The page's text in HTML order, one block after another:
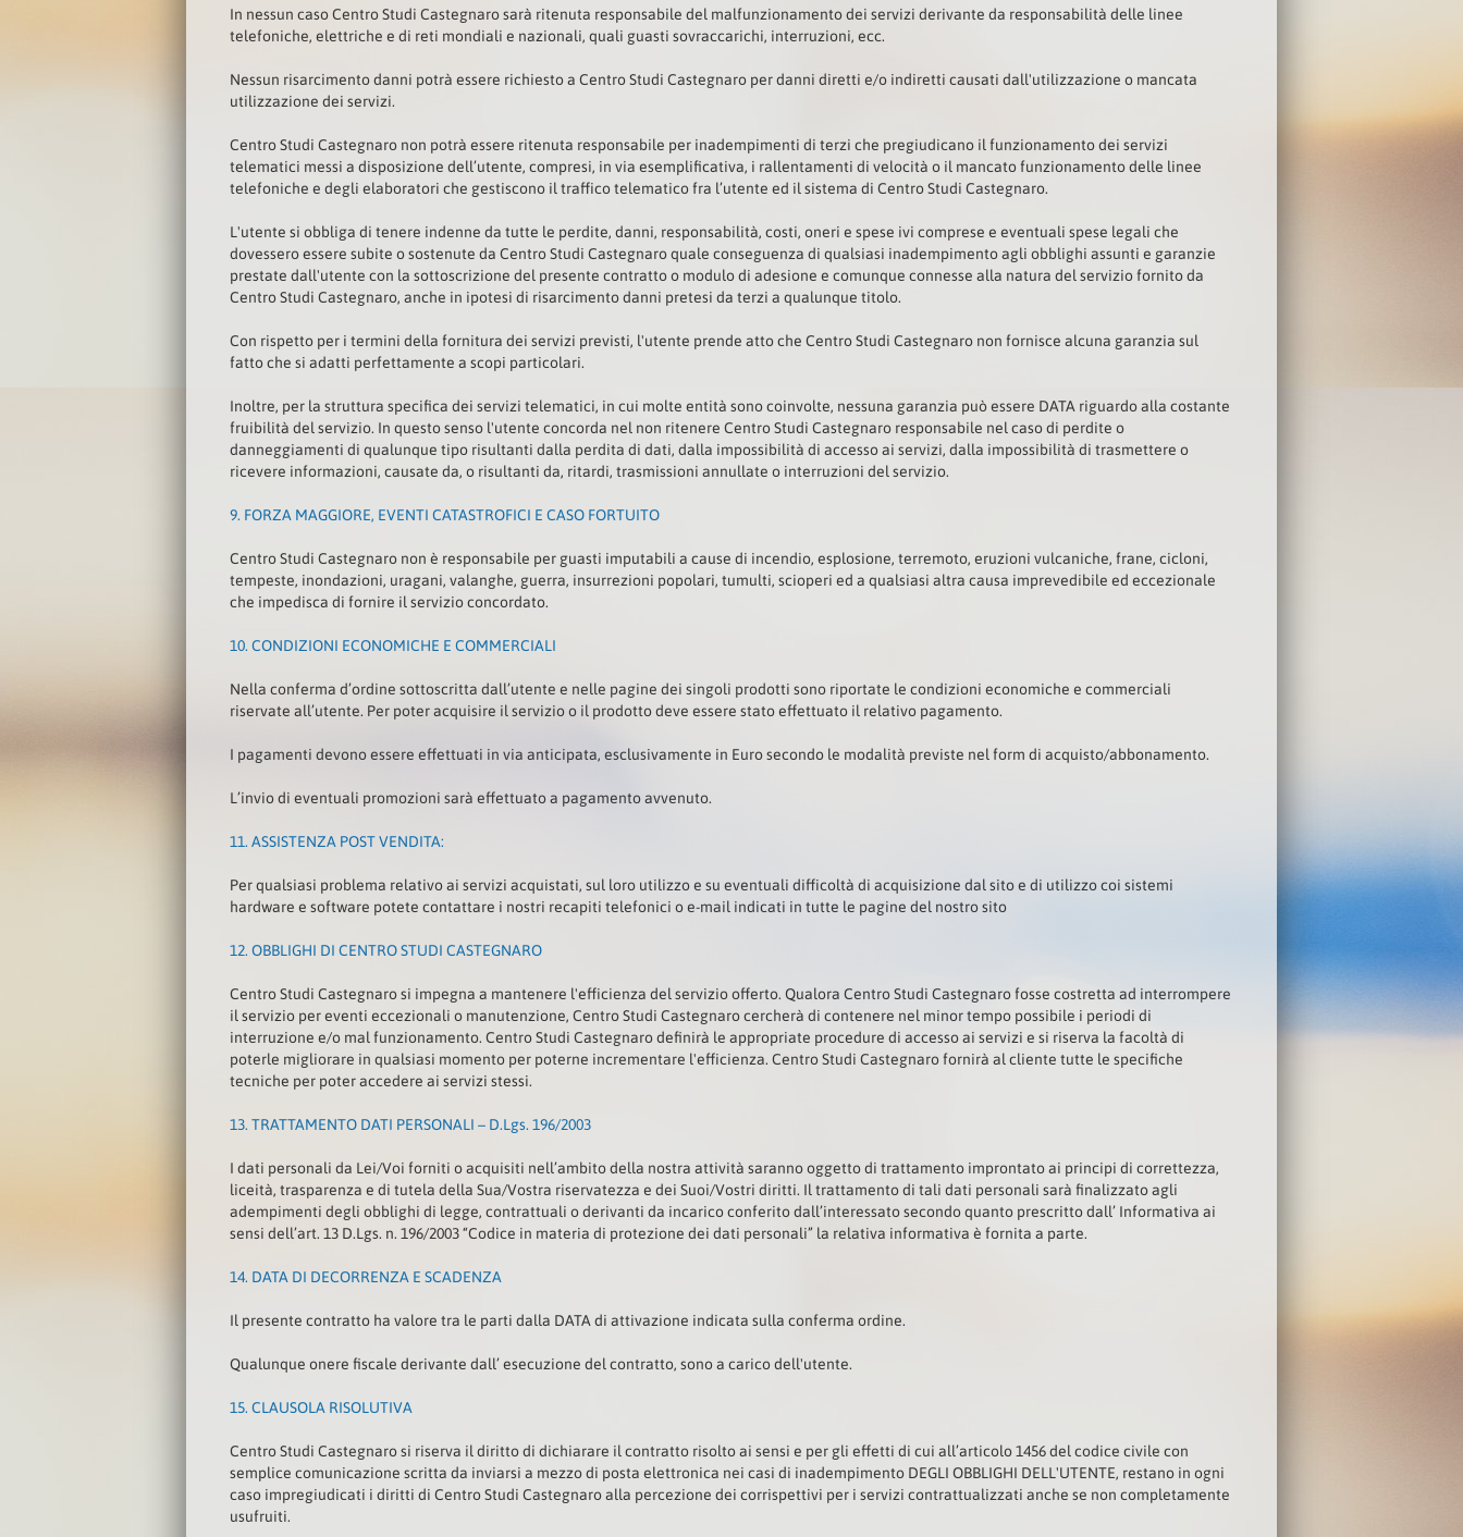
In nessun caso Centro Studi Castegnaro sarà ritenuta responsabile del malfunzionamento dei servizi derivante da responsabilità delle linee
telefoniche, elettriche e di reti mondiali e nazionali, quali guasti sovraccarichi, interruzioni, ecc.
Nessun risarcimento danni potrà essere richiesto a Centro Studi Castegnaro per danni diretti e/o indiretti causati dall'utilizzazione o mancata
utilizzazione dei servizi.
Centro Studi Castegnaro non potrà essere ritenuta responsabile per inadempimenti di terzi che pregiudicano il funzionamento dei servizi
telematici messi a disposizione dell’utente, compresi, in via esemplificativa, i rallentamenti di velocità o il mancato funzionamento delle linee
telefoniche e degli elaboratori che gestiscono il traffico telematico fra l’utente ed il sistema di Centro Studi Castegnaro.
L'utente si obbliga di tenere indenne da tutte le perdite, danni, responsabilità, costi, oneri e spese ivi comprese e eventuali spese legali che
dovessero essere subite o sostenute da Centro Studi Castegnaro quale conseguenza di qualsiasi inadempimento agli obblighi assunti e garanzie
prestate dall'utente con la sottoscrizione del presente contratto o modulo di adesione e comunque connesse alla natura del servizio fornito da
Centro Studi Castegnaro, anche in ipotesi di risarcimento danni pretesi da terzi a qualunque titolo.
Con rispetto per i termini della fornitura dei servizi previsti, l'utente prende atto che Centro Studi Castegnaro non fornisce alcuna garanzia sul
fatto che si adatti perfettamente a scopi particolari.
Inoltre, per la struttura specifica dei servizi telematici, in cui molte entità sono coinvolte, nessuna garanzia può essere DATA riguardo alla costante
fruibilità del servizio. In questo senso l'utente concorda nel non ritenere Centro Studi Castegnaro responsabile nel caso di perdite o
danneggiamenti di qualunque tipo risultanti dalla perdita di dati, dalla impossibilità di accesso ai servizi, dalla impossibilità di trasmettere o
ricevere informazioni, causate da, o risultanti da, ritardi, trasmissioni annullate o interruzioni del servizio.
9. FORZA MAGGIORE, EVENTI CATASTROFICI E CASO FORTUITO
Centro Studi Castegnaro non è responsabile per guasti imputabili a cause di incendio, esplosione, terremoto, eruzioni vulcaniche, frane, cicloni,
tempeste, inondazioni, uragani, valanghe, guerra, insurrezioni popolari, tumulti, scioperi ed a qualsiasi altra causa imprevedibile ed eccezionale
che impedisca di fornire il servizio concordato.
10. CONDIZIONI ECONOMICHE E COMMERCIALI
Nella conferma d’ordine sottoscritta dall’utente e nelle pagine dei singoli prodotti sono riportate le condizioni economiche e commerciali
riservate all’utente. Per poter acquisire il servizio o il prodotto deve essere stato effettuato il relativo pagamento.
I pagamenti devono essere effettuati in via anticipata, esclusivamente in Euro secondo le modalità previste nel form di acquisto/abbonamento.
L’invio di eventuali promozioni sarà effettuato a pagamento avvenuto.
11. ASSISTENZA POST VENDITA:
Per qualsiasi problema relativo ai servizi acquistati, sul loro utilizzo e su eventuali difficoltà di acquisizione dal sito e di utilizzo coi sistemi
hardware e software potete contattare i nostri recapiti telefonici o e-mail indicati in tutte le pagine del nostro sito
12. OBBLIGHI DI CENTRO STUDI CASTEGNARO
Centro Studi Castegnaro si impegna a mantenere l'efficienza del servizio offerto. Qualora Centro Studi Castegnaro fosse costretta ad interrompere
il servizio per eventi eccezionali o manutenzione, Centro Studi Castegnaro cercherà di contenere nel minor tempo possibile i periodi di
interruzione e/o mal funzionamento. Centro Studi Castegnaro definirà le appropriate procedure di accesso ai servizi e si riserva la facoltà di
poterle migliorare in qualsiasi momento per poterne incrementare l'efficienza. Centro Studi Castegnaro fornirà al cliente tutte le specifiche
tecniche per poter accedere ai servizi stessi.
13. TRATTAMENTO DATI PERSONALI – D.Lgs. 196/2003
I dati personali da Lei/Voi forniti o acquisiti nell’ambito della nostra attività saranno oggetto di trattamento improntato ai principi di correttezza,
liceità, trasparenza e di tutela della Sua/Vostra riservatezza e dei Suoi/Vostri diritti. Il trattamento di tali dati personali sarà finalizzato agli
adempimenti degli obblighi di legge, contrattuali o derivanti da incarico conferito dall’interessato secondo quanto prescritto dall’ Informativa ai
sensi dell’art. 13 D.Lgs. n. 196/2003 “Codice in materia di protezione dei dati personali” la relativa informativa è fornita a parte.
14. DATA DI DECORRENZA E SCADENZA
Il presente contratto ha valore tra le parti dalla DATA di attivazione indicata sulla conferma ordine.
Qualunque onere fiscale derivante dall’ esecuzione del contratto, sono a carico dell'utente.
15. CLAUSOLA RISOLUTIVA
Centro Studi Castegnaro si riserva il diritto di dichiarare il contratto risolto ai sensi e per gli effetti di cui all’articolo 1456 del codice civile con
semplice comunicazione scritta da inviarsi a mezzo di posta elettronica nei casi di inadempimento DEGLI OBBLIGHI DELL'UTENTE, restano in ogni
caso impregiudicati i diritti di Centro Studi Castegnaro alla percezione dei corrispettivi per i servizi contrattualizzati anche se non completamente
usufruiti.